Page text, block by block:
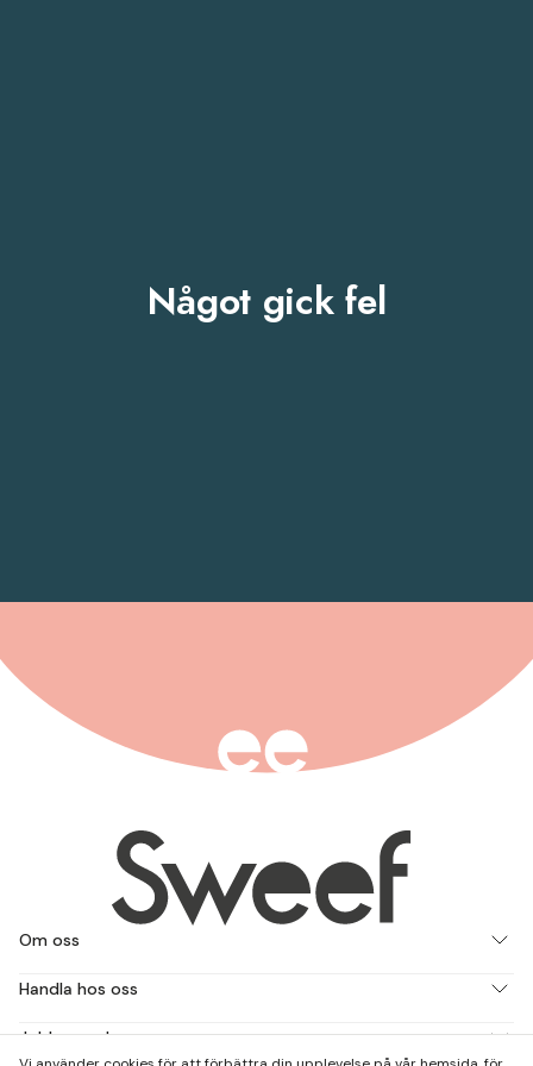
Något gick fel
Om oss
Handla hos oss
Jobba med oss